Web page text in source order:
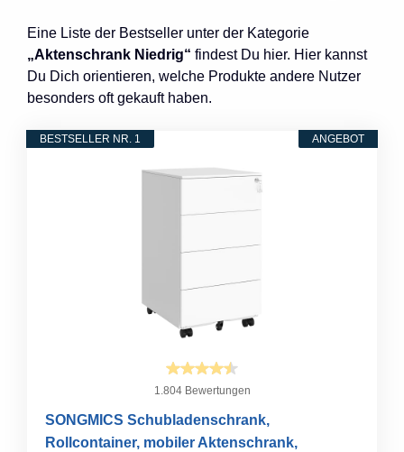
Eine Liste der Bestseller unter der Kategorie
„Aktenschrank Niedrig“ findest Du hier. Hier kannst
Du Dich orientieren, welche Produkte andere Nutzer
besonders oft gekauft haben.
ANGEBOT
BESTSELLER NR. 1
1.804 Bewertungen
SONGMICS Schubladenschrank,
Rollcontainer, mobiler Aktenschrank,